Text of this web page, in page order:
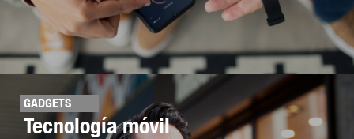
GADGETS
Tecnología móvil